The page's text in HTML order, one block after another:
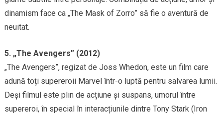
dinamism face ca „The Mask of Zorro” să fie o aventură de
neuitat.
5. „The Avengers” (2012)
„The Avengers”, regizat de Joss Whedon, este un film care
adună toți supereroii Marvel într-o luptă pentru salvarea lumii.
Deși filmul este plin de acțiune și suspans, umorul între
supereroi, în special în interacțiunile dintre Tony Stark (Iron